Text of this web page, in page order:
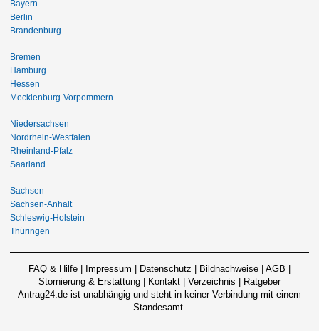
Bayern
Berlin
Brandenburg
Bremen
Hamburg
Hessen
Mecklenburg-Vorpommern
Niedersachsen
Nordrhein-Westfalen
Rheinland-Pfalz
Saarland
Sachsen
Sachsen-Anhalt
Schleswig-Holstein
Thüringen
FAQ & Hilfe Impressum Datenschutz Bildnachweise AGB
Stornierung & Erstattung
Kontakt Verzeichnis
Ratgeber
Antrag24.de ist unabhängig und steht in keiner Verbindung mit einem
Standesamt.